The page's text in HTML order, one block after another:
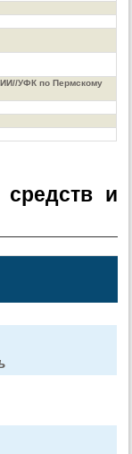
УФК по Пермскому
средств и